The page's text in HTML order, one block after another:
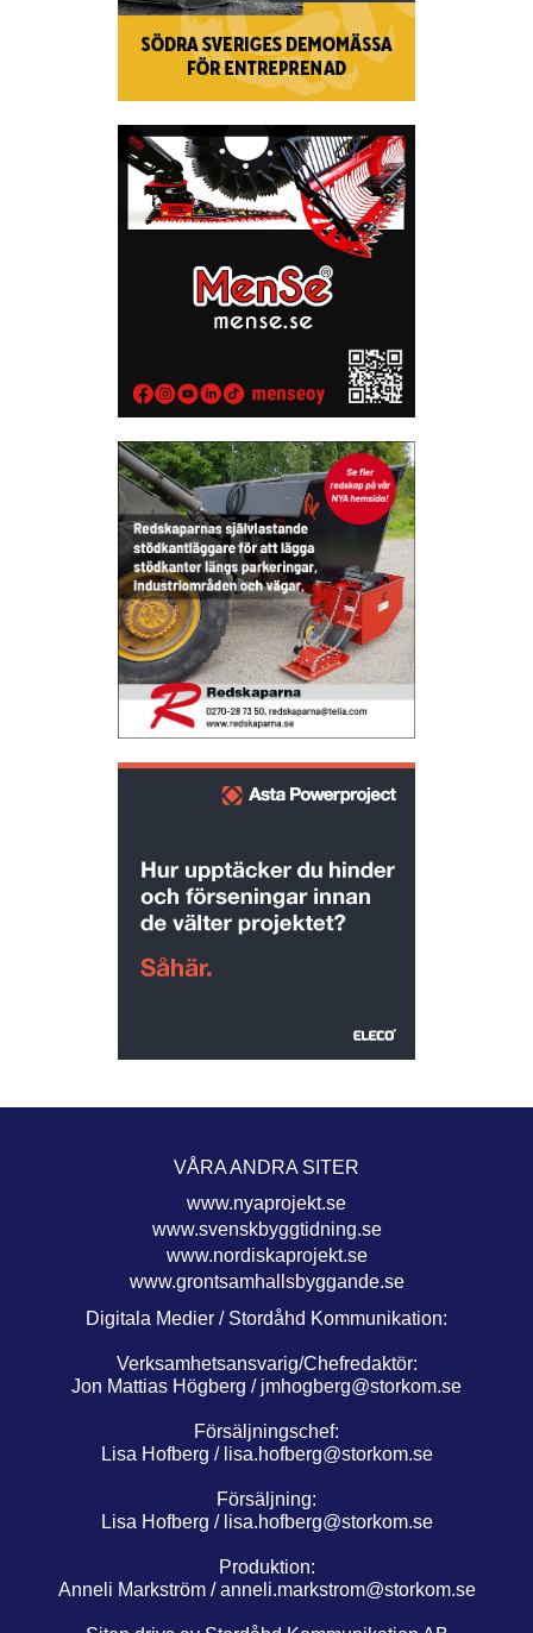
VÅRA ANDRA SITER
www.nyaprojekt.se
www.svenskbyggtidning.se
www.nordiskaprojekt.se
www.grontsamhallsbyggande.se
Digitala Medier / Stordåhd Kommunikation:
Verksamhetsansvarig/Chefredaktör:
Jon Mattias Högberg / jmhogberg@storkom.se
Försäljningschef:
Lisa Hofberg / lisa.hofberg@storkom.se
Försäljning:
Lisa Hofberg / lisa.hofberg@storkom.se
Produktion:
Anneli Markström /anneli.markstrom@storkom.se